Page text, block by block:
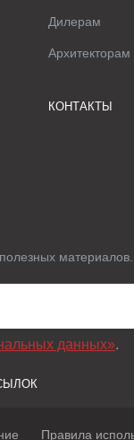
Дилерам
КОНТАКТЫ
материалов.
данных».
Правила